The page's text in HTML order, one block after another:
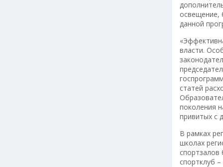
освещение,
данной
власти.
статей
поколения
привитых с
В рамках
школах
спортзалов
спортклуб